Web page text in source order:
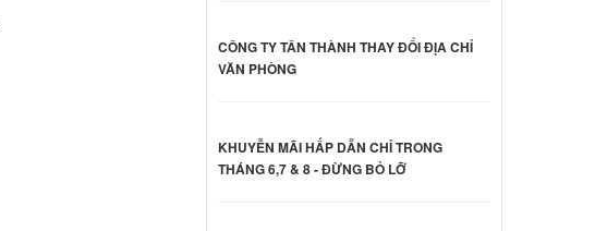
CÔNG TY TÂN THÀNH THAY ĐỔI ĐỊA CHỈ
VĂN PHÒNG
KHUYỄN MÃI HẤP DẪN CHỈ TRONG
THÁNG 6,7 & 8 - ĐỪNG BỎ LỠ